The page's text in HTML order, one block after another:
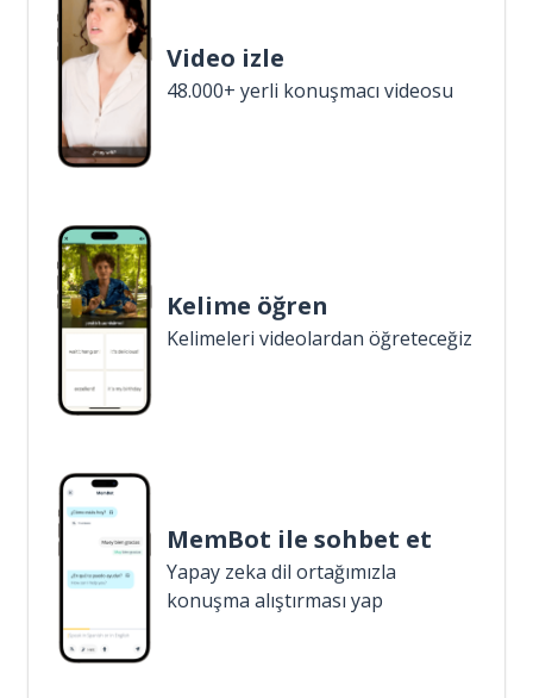
Video izle
48.000+ yerli konuşmacı videosu
Kelime öğren
Kelimeleri videolardan öğreteceğiz
MemBot ile sohbet et
Yapay zeka dil ortağımızla
konuşma alıştırması yap